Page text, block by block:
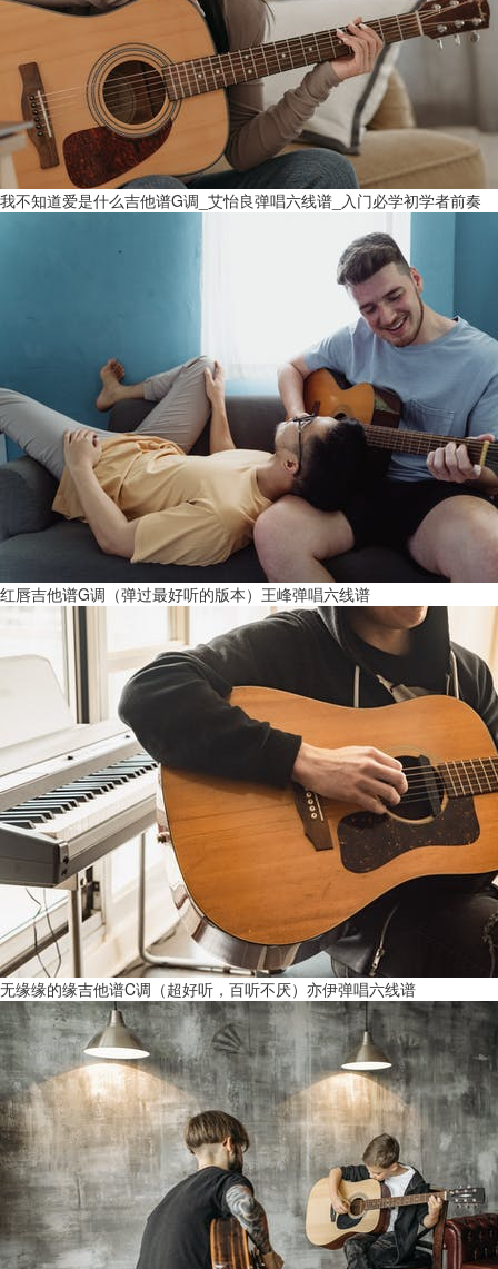
我不知道爱是什么吉他谱G调_艾怡良弹唱六线谱_入门必学初学者前奏
红唇吉他谱G调（弹过最好听的版本）王峰弹唱六线谱
无缘缘的缘吉他谱C调（超好听，百听不厌）亦伊弹唱六线谱